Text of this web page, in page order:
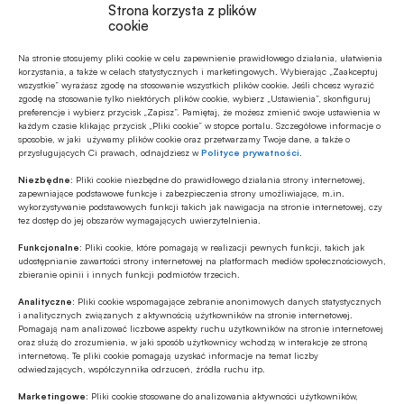
Strona korzysta z plików
cookie
Na stronie stosujemy pliki cookie w celu zapewnienie prawidłowego działania, ułatwienia
korzystania, a także w celach statystycznych i marketingowych. Wybierając „Zaakceptuj
wszystkie” wyrażasz zgodę na stosowanie wszystkich plików cookie. Jeśli chcesz wyrazić
zgodę na stosowanie tylko niektórych plików cookie, wybierz „Ustawienia”, skonfiguruj
preferencje i wybierz przycisk „Zapisz”. Pamiętaj, że możesz zmienić swoje ustawienia w
każdym czasie klikając przycisk „Pliki cookie” w stopce portalu. Szczegółowe informacje o
sposobie, w jaki używamy plików cookie oraz przetwarzamy Twoje dane, a także o
przysługujących Ci prawach, odnajdziesz wPolityce prywatności
Niezbędne: Pliki cookie niezbędne do prawidłowego działania strony internetowej,
zapewniające podstawowe funkcje i zabezpieczenia strony umożliwiające, m.in.
wykorzystywanie podstawowych funkcji takich jak nawigacja na stronie internetowej, czy
tez dostęp do jej obszarów wymagających uwierzytelnienia.
Funkcjonalne: Pliki cookie, które pomagają w realizacji pewnych funkcji, takich jak
udostępnianie zawartości strony internetowej na platformach mediów społecznościowych,
zbieranie opinii i innych funkcji podmiotów trzecich.
Analityczne: Pliki cookie wspomagające zebranie anonimowych danych statystycznych
i analitycznych związanych z aktywnością użytkowników na stronie internetowej.
Pomagają nam analizować liczbowe aspekty ruchu użytkowników na stronie internetowej
oraz służą do zrozumienia, w jaki sposób użytkownicy wchodzą w interakcje ze stroną
internetową. Te pliki cookie pomagają uzyskać informacje na temat liczby
odwiedzających, współczynnika odrzuceń, źródła ruchu itp.
Marketingowe: Pliki cookie stosowane do analizowania aktywności użytkowników,
bezgotówkowego było mocno
Bezpieczeństwa postulujemy, żeby
każdy obywatel miał w domu pewien
zapas gotówki.
Czytaj artykuł
Najnowsze